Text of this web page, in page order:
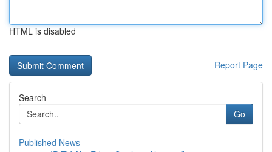
HTML is disabled
Report Page
Search
Go
Published News